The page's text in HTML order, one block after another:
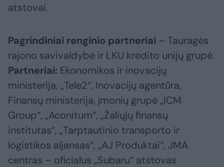
atstovai.
Pagrindiniai renginio partneriai – Tauragės
rajono savivaldybė ir LKU kredito unijų grupė.
Partneriai: Ekonomikos ir inovacijų
ministerija, „Tele2“, Inovacijų agentūra,
Finansų ministerija, įmonių grupė „ICM
Group“, „Aconitum“, „Žaliųjų finansų
institutas“, „Tarptautinio transporto ir
logistikos aljansas“, „AJ Produktai“, JMA
centras – oficialus „Subaru“ atstovas